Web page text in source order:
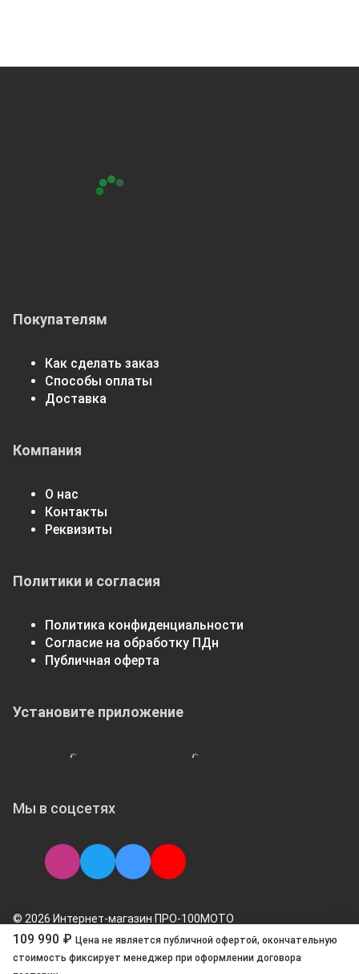
109 990 ₽ Цена не является публичной офертой, окончательную
стоимоcть фиксирует менеджер при оформлении договора
Покупателям
Как сделать заказ
Способы оплаты
Доставка
Компания
О нас
Контакты
Реквизиты
Политики и согласия
Политика конфиденциальности
Согласие на обработку ПДн
Публичная оферта
Мы в соцсетях
Установите приложение
© 2026 Интернет-магазин ПРО-100МОТО